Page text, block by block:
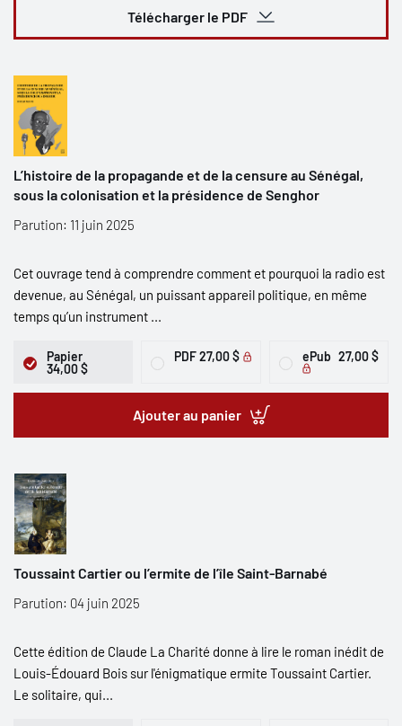
Télécharger le PDF
L’histoire de la propagande et de la censure au Sénégal,
sous la colonisation et la présidence de Senghor
Parution: 11 juin 2025
Cet ouvrage tend à comprendre comment et pourquoi la radio est
devenue, au Sénégal, un puissant appareil politique, en même
temps qu’un instrument ...
Papier
34,00 $
PDF 27,00 $ ePub 27,00 $
Ajouter au panier
Toussaint Cartier ou l’ermite de l’île Saint-Barnabé
Parution: 04 juin 2025
Cette édition de Claude La Charité donne à lire le roman inédit de
Louis-Édouard Bois sur l'énigmatique ermite Toussaint Cartier.
Le solitaire, qui...